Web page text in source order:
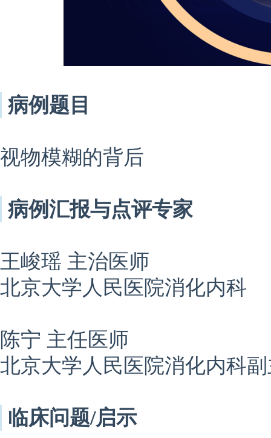
病例题目
视物模糊的背后
病例汇报与点评专家
王峻瑶 主治医师
北京大学人民医院消化内科
陈宁 主任医师
北京大学人民医院消化内科
临床问题/启示